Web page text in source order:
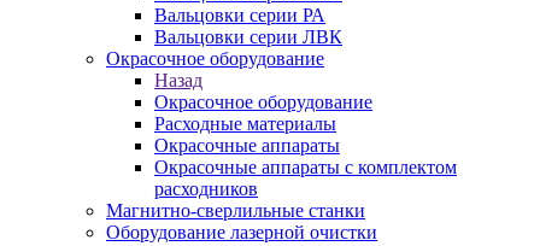
Вальцовки серии РА
Вальцовки серии ЛВК
Окрасочное оборудование
Назад
Окрасочное оборудование
Расходные материалы
Окрасочные аппараты
Окрасочные аппараты с комплектом
расходников
Магнитно-сверлильные станки
Оборудование лазерной очистки